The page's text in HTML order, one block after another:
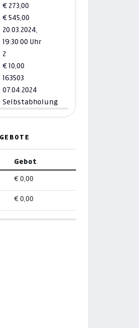
€ 273,00
€ 545,00
20.03.2024,
19:30:00 Uhr
2
€ 10,00
163503
07.04.2024
Selbstabholung
GEBOTE
Gebot
€ 0,00
€ 0,00